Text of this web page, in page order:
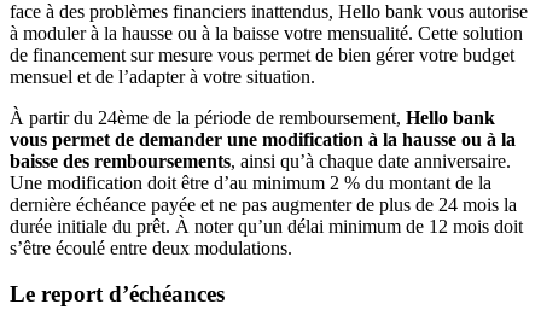
face à des problèmes financiers inattendus, Hello bank vous autorise
à moduler à la hausse ou à la baisse votre mensualité. Cette solution
de financement sur mesure vous permet de bien gérer votre budget
mensuel et de l’adapter à votre situation.
À partir du 24ème de la période de remboursement, Hello bank
vous permet de demander une modification à la hausse ou à la
baisse des remboursements, ainsi qu’à chaque date anniversaire.
Une modification doit être d’au minimum 2 % du montant de la
dernière échéance payée et ne pas augmenter de plus de 24 mois la
durée initiale du prêt. À noter qu’un délai minimum de 12 mois doit
s’être écoulé entre deux modulations.
Le report d’échéances